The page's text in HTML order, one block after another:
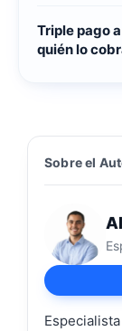
Triple pago
quién lo
Sobre el